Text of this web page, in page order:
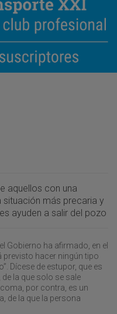
aquellos con una
situación más precaria y
ayuden a salir del pozo
Gobierno ha afirmado, en el
previsto hacer ningún tipo
Dícese de estupor, que es
la que solo se sale
por contra, es un
de la que la persona